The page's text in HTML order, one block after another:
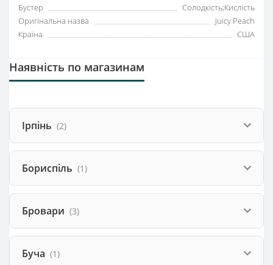
Бустер
Солодкість;Кислість
Оригінальна назва
Juicy Peach
Країна
США
Наявність по магазинам
Ірпінь (2)
Бориспіль (1)
Бровари (3)
Буча (1)